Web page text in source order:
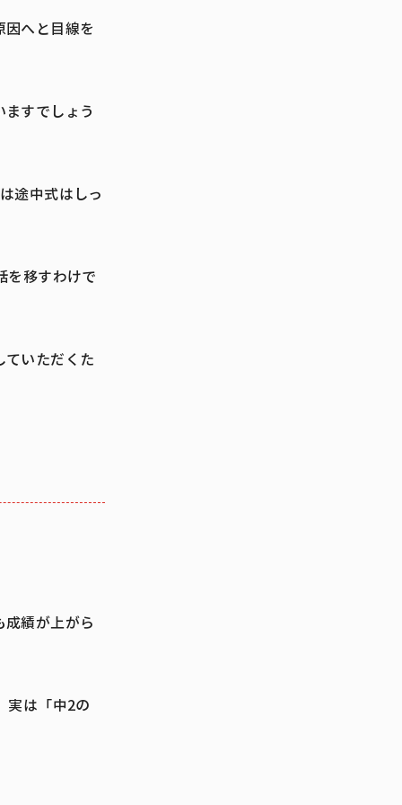
因へと目線を
すでしょう
途中式はしっ
を移すわけで
ていただくた
績が上がら
実は「中2の